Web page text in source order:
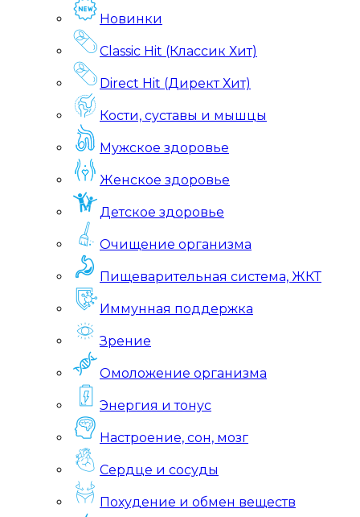
Новинки
Classic Hit (Классик Хит)
Direct Hit (Директ Хит)
Кости, суставы и мышцы
Мужское здоровье
Женское здоровье
Детское здоровье
Очищение организма
Пищеварительная система, ЖКТ
Иммунная поддержка
Зрение
Омоложение организма
Энергия и тонус
Настроение, сон, мозг
Сердце и сосуды
Похудение и обмен веществ